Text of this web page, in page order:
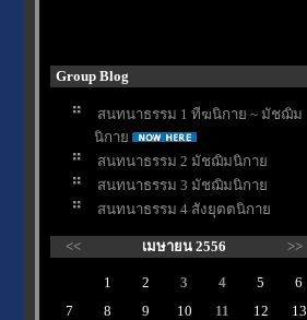
Group Blog
สนทนาธรรม 1 ทีฆนิกาย ~ มัชฌิม
นิกา
สนทนาธรรม 2 มัชฌิมนิกา
สนทนาธรรม 3 มัชฌิมนิกา
สนทนาธรรม 4 สังยุตตนิกา
<< เมษายน 2556 >>
1 2 3 4 5
6
7
8 9 10 11 12
13